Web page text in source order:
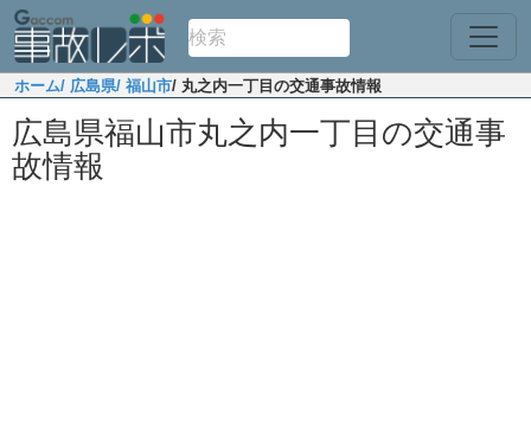
ホーム/ 広島県/ 福山市/ 丸之内一丁目の交通事故情報
広島県福山市丸之内一丁目の交通事
故情報